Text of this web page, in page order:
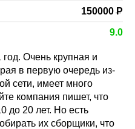
150000Р
9.0
год. Очень крупная и
в первую очередь из-
сети, имеет много
компания пишет, что
до 20 лет. Но есть
их сборщики, что